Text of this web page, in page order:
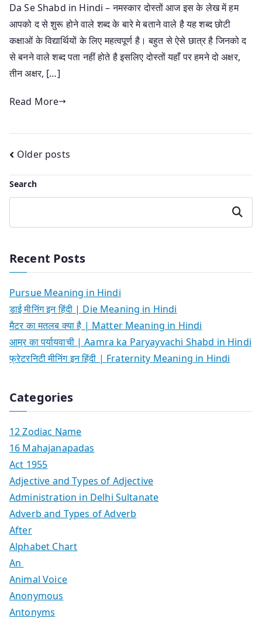
Da Se Shabd in Hindi – नमस्कार दोस्तों आज इस के लेख में हम
आपको द से शुरू होने वाले शब्द के बारे मे बताने वाले है यह शब्द छोटी
कक्षाओं के विद्यार्थियों के लिए महत्वपूर्ण है। बहुत से ऐसे छात्र है जिनको द
से बनने वाले शब्द पता नहीं होते है इसलिए दोस्तों यहाँ पर हमने दो अक्षर,
तीन अक्षर, […]
Read More
Posts
navigation
Older posts
Search
Search
Recent Posts
Pursue Meaning in Hindi
डाई मीनिंग इन हिंदी | Die Meaning in Hindi
मैटर का मतलब क्या है | Matter Meaning in Hindi
आम्र का पर्यायवाची | Aamra ka Paryayvachi Shabd in Hindi
फ्रेटरनिटी मीनिंग इन हिंदी | Fraternity Meaning in Hindi
Categories
12 Zodiac Name
16 Mahajanapadas
Act 1955
Adjective and Types of Adjective
Administration in Delhi Sultanate
Adverb and Types of Adverb
After
Alphabet Chart
An
Animal Voice
Anonymous
Antonyms